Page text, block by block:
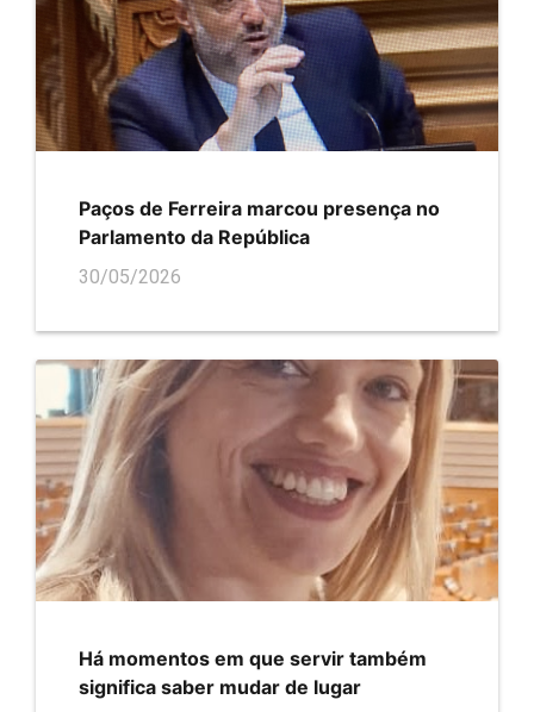
Paços de Ferreira marcou presença no
Parlamento da República
30/05/2026
Há momentos em que servir também
significa saber mudar de lugar